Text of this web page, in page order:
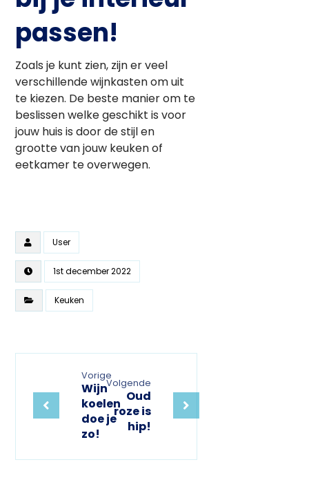
passen!
Zoals je kunt zien, zijn er veel
verschillende wijnkasten om uit
te kiezen. De beste manier om te
beslissen welke geschikt is voor
jouw huis is door de stijl en
grootte van jouw keuken of
eetkamer te overwegen.
User
1st december 2022
Keuken
Vorige
Wijn
koelen
doe je
zo!
Volgende
Oud
roze is
hip!